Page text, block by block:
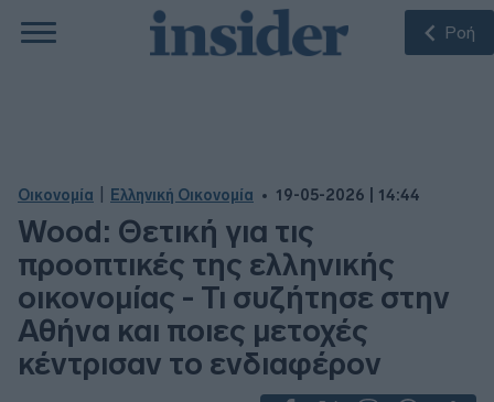
Ροή
Οικονομία Ελληνική Οικονομία 19-05-2026 | 14:44
Wood: Θετική για τις
προοπτικές της ελληνικής
οικονομίας - Τι συζήτησε στην
Αθήνα και ποιες μετοχές
κέντρισαν το ενδιαφέρον